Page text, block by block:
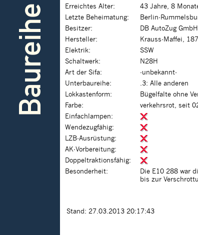
Baureihe
Erreichtes Alter:
43 Jahre, 8
Letzte Beheimatung:
Berlin-
Besitzer:
DB AutoZug GmbH
Hersteller:
Krauss-Maffei,
Elektrik:
SSW
Schaltwerk:
N28H
Art der Sifa:
-unbekannt-
Unterbaureihe:
.3: Alle anderen
Lokkastenform:
Bügelfalte ohne
Farbe:
verkehrsrot, seit
Einfachlampen:
Wendezugfähig:
LZB-Ausrüstung:
AK-Vorbereitung:
Doppeltraktionsfähig:
Besonderheit:
Die E10 288 war
bis zur
Stand: 27.03.2013 20:17:43